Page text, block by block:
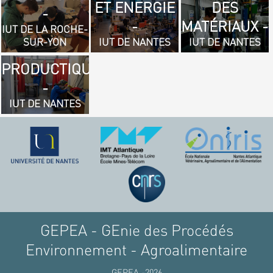
-
IUT DE LA ROCHE-
SUR-YON
ET ENERGIE
-
IUT DE NANTES
DES
MATÉRIAUX -
IUT DE NANTES
- GÉNIE
MÉCANIQUE
ET
PRODUCTIQUE
-
IUT DE NANTES
GEPEA - GEnie des Procédés
Environnement - Agroalimentaire